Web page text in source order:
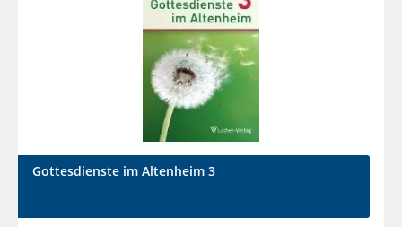
Gottesdienste im Altenheim 3